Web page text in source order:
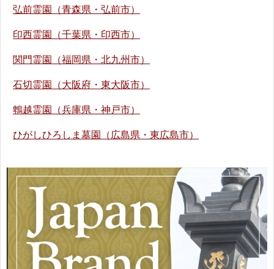
弘前霊園（青森県・弘前市）
印西霊園（千葉県・印西市）
関門霊園（福岡県・北九州市）
石切霊園（大阪府・東大阪市）
鵯越霊園（兵庫県・神戸市）
ひがしひろしま墓園（広島県・東広島市）